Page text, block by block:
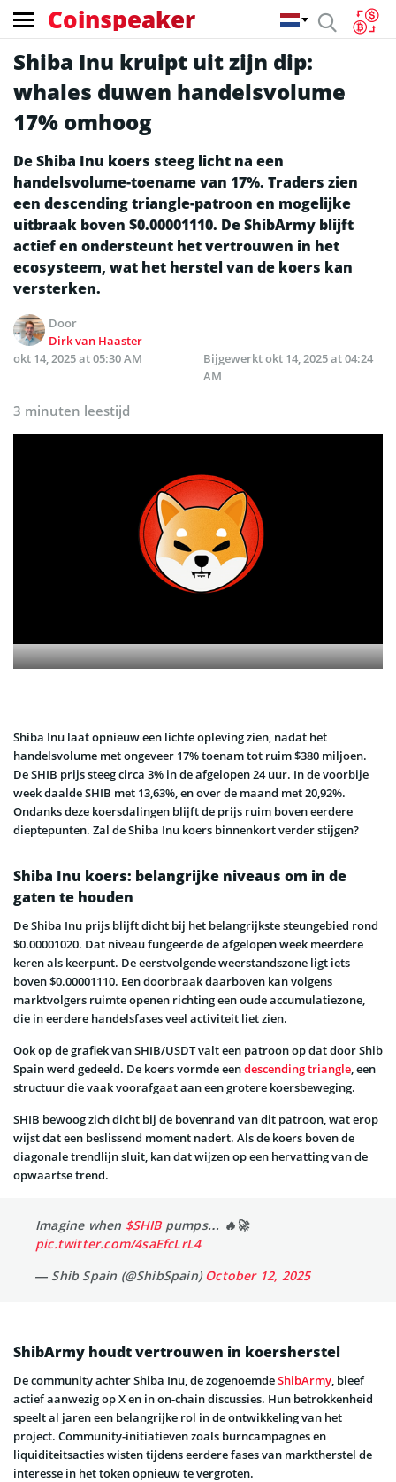
Coinspeaker
Shiba Inu kruipt uit zijn dip:
whales duwen handelsvolume
17% omhoog
De Shiba Inu koers steeg licht na een
handelsvolume-toename van 17%. Traders zien
een descending triangle-patroon en mogelijke
uitbraak boven $0.00001110. De ShibArmy blijft
actief en ondersteunt het vertrouwen in het
ecosysteem, wat het herstel van de koers kan
versterken.
Door
Dirk van Haaster
okt 14, 2025 at 05:30 AM
Bijgewerktokt 14, 2025 at 04:24
AM
3 minuten leestijd
Shiba Inu laat opnieuw een lichte opleving zien, nadat het
handelsvolume met ongeveer 17% toenam tot ruim $380 miljoen.
De SHIB prijs steeg circa 3% in de afgelopen 24 uur. In de voorbije
week daalde SHIB met 13,63%, en over de maand met 20,92%.
Ondanks deze koersdalingen blijft de prijs ruim boven eerdere
dieptepunten. Zal de Shiba Inu koers binnenkort verder stijgen?
Shiba Inu koers: belangrijke niveaus om in de
gaten te houden
De Shiba Inu prijs blijft dicht bij het belangrijkste steungebied rond
$0.00001020. Dat niveau fungeerde de afgelopen week meerdere
keren als keerpunt. De eerstvolgende weerstandszone ligt iets
boven $0.00001110. Een doorbraak daarboven kan volgens
marktvolgers ruimte openen richting een oude accumulatiezone,
die in eerdere handelsfases veel activiteit liet zien.
Ook op de grafiek van SHIB/USDT valt een patroon op dat door Shib
Spain werd gedeeld. De koers vormde eendescending triangle, een
structuur die vaak voorafgaat aan een grotere koersbeweging.
SHIB bewoog zich dicht bij de bovenrand van dit patroon, wat erop
wijst dat een beslissend moment nadert. Als de koers boven de
diagonale trendlijn sluit, kan dat wijzen op een hervatting van de
opwaartse trend.
Imagine when $SHIBpumps… 🔥🚀
pic.twitter.com/4saEfcLrL4
— Shib Spain (@ShibSpain)October 12, 2025
ShibArmy houdt vertrouwen in koersherstel
De community achter Shiba Inu, de zogenoemdeShibArmy, bleef
actief aanwezig op X en in on-chain discussies. Hun betrokkenheid
speelt al jaren een belangrijke rol in de ontwikkeling van het
project. Community-initiatieven zoals burncampagnes en
liquiditeitsacties wisten tijdens eerdere fases van marktherstel de
interesse in het token opnieuw te vergroten.